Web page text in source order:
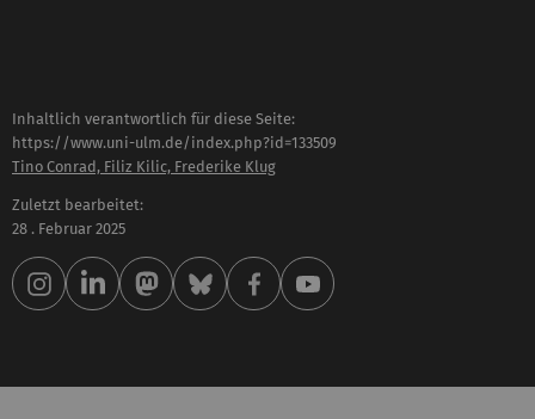
Inhaltlich verantwortlich für diese Seite:
https://www.uni-ulm.de/index.php?id=133509
Tino Conrad, Filiz Kilic, Frederike Klug
Zuletzt bearbeitet:
28 . Februar 2025